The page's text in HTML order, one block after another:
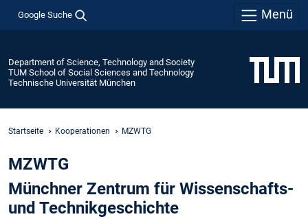
Google Suche Menü
Department of Science, Technology and Society
TUM School of Social Sciences and Technology
Technische Universität München
Startseite Kooperationen MZWTG
MZWTG
Münchner Zentrum für Wissenschafts-
und Technikgeschichte